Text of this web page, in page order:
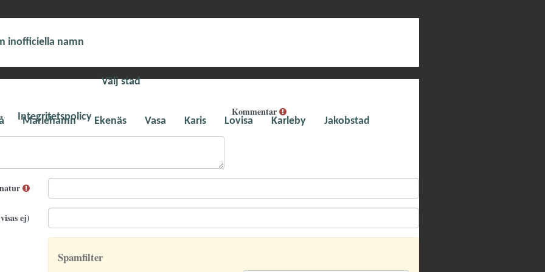
inofficiella namn
Välj stad
Mariehamn Ekenäs Vasa Karis Lovisa Karleby Jakobstad
Integritetspolicy Kommentar
ej)
Spamfilter